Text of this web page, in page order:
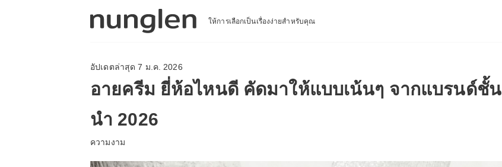
ให้การเลือกเป็นเรื่องง่ายสำหรับคุณ
อัปเดตล่าสุด 7 ม.ค. 2026
อายครีม ยี่ห้อไหนดี คัดมาให้แบบเน้นๆ จากแบรนด์ชั้น
นำ 2026
ความงาม